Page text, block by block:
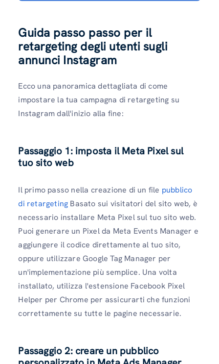
Guida passo passo per il
retargeting degli utenti sugli
annunci Instagram
Ecco una panoramica dettagliata di come
impostare la tua campagna di retargeting su
Instagram dall'inizio alla fine:
Passaggio 1: imposta il Meta Pixel sul
tuo sito web
Il primo passo nella creazione di un file pubblico
di retargeting Basato sui visitatori del sito web, è
necessario installare Meta Pixel sul tuo sito web.
Puoi generare un Pixel da Meta Events Manager e
aggiungere il codice direttamente al tuo sito,
oppure utilizzare Google Tag Manager per
un'implementazione più semplice. Una volta
installato, utilizza l'estensione Facebook Pixel
Helper per Chrome per assicurarti che funzioni
correttamente su tutte le pagine necessarie.
Passaggio 2: creare un pubblico